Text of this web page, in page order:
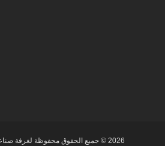
2026 © جميع الحقوق محفوظة لغرفة صناعة دمشق |